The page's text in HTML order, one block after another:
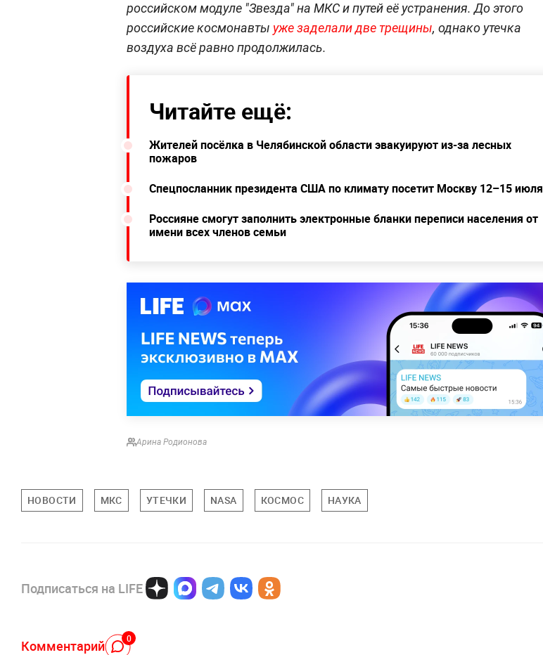
российском модуле "Звезда" на МКС и путей её устранения. До этого
российские космонавты уже заделали две трещины, однако утечка
воздуха всё равно продолжилась.
Читайте ещё:
Жителей посёлка в Челябинской области эвакуируют из-за лесных
пожаров
Спецпосланник президента США по климату посетит Москву 12–15 июля
Россияне смогут заполнить электронные бланки переписи населения от
имени всех членов семьи
Арина Родионова
НОВОСТИ МКС УТЕЧКИ NASA КОСМОС НАУКА
Подписаться на LIFE
Комментарий 0